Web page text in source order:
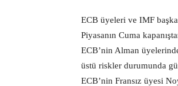
ECB üyeleri ve IMF
Piyasanın Cuma
ECB’nin Alman
üstü riskler durumunda
ECB’nin Fransız üyesi